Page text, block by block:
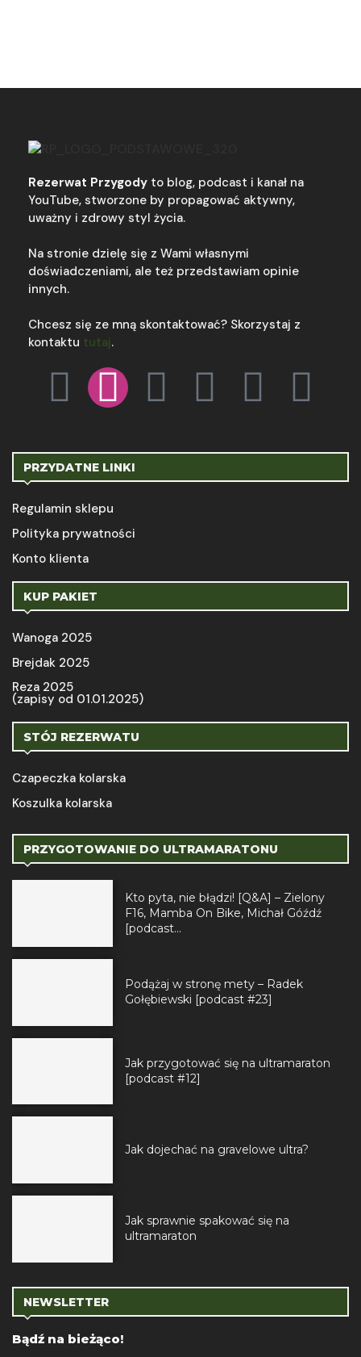
Rezerwat Przygody to blog, podcast i kanał na
YouTube, stworzone by propagować aktywny,
uważny i zdrowy styl życia.
Na stronie dzielę się z Wami własnymi
doświadczeniami, ale też przedstawiam opinie
innych.
Chcesz się ze mną skontaktować? Skorzystaj z
kontaktu tutaj.
PRZYDATNE LINKI
Regulamin sklepu
Polityka prywatności
Konto klienta
KUP PAKIET
Wanoga 2025
Brejdak 2025
Reza 2025
(zapisy od 01.01.2025)
STÓJ REZERWATU
Czapeczka kolarska
Koszulka kolarska
PRZYGOTOWANIE DO ULTRAMARATONU
Kto pyta, nie błądzi! [Q&A] – Zielony
F16, Mamba On Bike, Michał Góźdź
[podcast...
Podążaj w stronę mety – Radek
Gołębiewski [podcast #23]
Jak przygotować się na ultramaraton
[podcast #12]
Jak dojechać na gravelowe ultra?
Jak sprawnie spakować się na
ultramaraton
NEWSLETTER
Bądź na bieżąco!